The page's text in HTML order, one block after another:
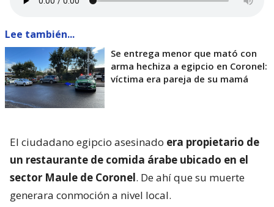
Lee también...
Se entrega menor que mató con
arma hechiza a egipcio en Coronel:
víctima era pareja de su mamá
El ciudadano egipcio asesinado era propietario de
un restaurante de comida árabe ubicado en el
sector Maule de Coronel. De ahí que su muerte
generara conmoción a nivel local.